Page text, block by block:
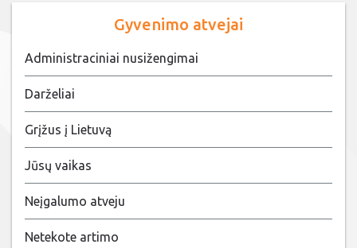
Gyvenimo atvejai
Administraciniai nusižengimai
Darželiai
Grįžus į Lietuvą
Jūsų vaikas
Neįgalumo atveju
Netekote artimo